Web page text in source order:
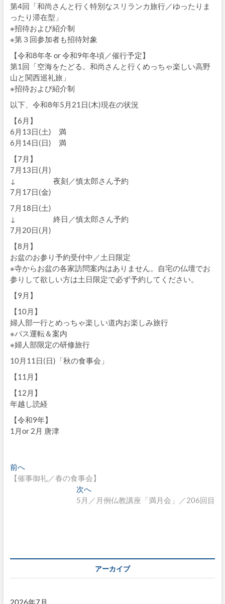
第4回「和尚さんと行く特別なスリランカ旅行／ゆったりま
ったり滞在型」
※招待および紹介制
※第３回参加者も招待対象
【令和8年冬 or 令和9年冬頃／催行予定】
第1回「空海をたどる。和尚さんと行くめっちゃ楽しい高野
山と関西巡礼旅」
※招待および紹介制
以下、令和8年5月21日(木)現在の状況
【6月】
6月13日(土) 満
6月14日(日) 満
【7月】
7月13日(月)
↓ 夜刻／慎太郎さん予約
7月17日(金)
7月18日(土)
↓ 終日／慎太郎さん予約
7月20日(月)
【8月】
お盆のお参り予約受付中／土日限定
※寺からお盆の各家訪問案内はありません。自宅の仏壇でお
参りして欲しい方は土日限定で必ず予約してください。
【9月】
【10月】
婦人部一行とめっちゃ楽しい道内お楽しみ旅行
※バス運転＆案内
※婦人部限定の研修旅行
10月11日(日)「秋の食事会」
【11月】
【12月】
年越し読経
【令和9年】
1月or 2月 唐津
投
稿
シ
ョ
ン
前へ
去
【催事御礼／春の食事会】
次へ
の
5月／月例仏教講座「満月会」／206回目
アーカイブ
2026年7月